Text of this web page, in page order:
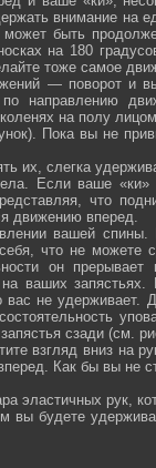
внимание на
быть
на 180
тоже самое
— поворот и
направлению
на полу
Пока вы не
их, слегка
Если ваше «ки»
что
движению вперед.
вашей
что не можете
он прерывает
ваших
не удерживает.
сзади (см.
взгляд вниз на
Как бы вы не
эластичных рук,
вы будете